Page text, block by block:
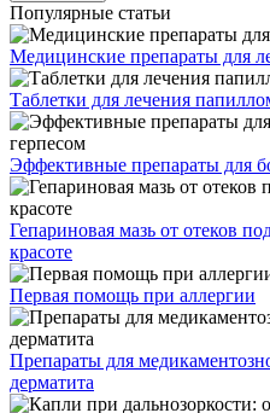
Популярные статьи
Медицинские препараты для
Таблетки для лечения
Эффективные препараты для
Гепариновая мазь от отеков
красоте
Первая помощь при аллергии
Препараты для
дерматита